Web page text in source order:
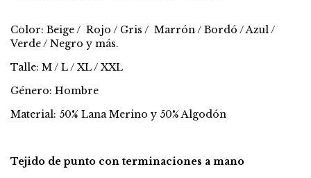
Color: Beige / Rojo / Gris / Marrón / Bordó / Azul /
Verde / Negro y más.
Talle: M / L / XL / XXL
Género: Hombre
Material: 50% Lana Merino y 50% Algodón
Tejido de punto con terminaciones a mano